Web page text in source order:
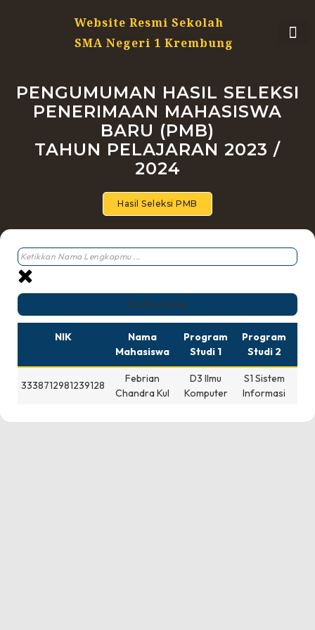
Website Resmi Sekolah
SMA Negeri 1 Krembung
PENGUMUMAN HASIL SELEKSI
PENERIMAAN MAHASISWA
BARU (PMB)
TAHUN PELAJARAN 2023 /
2024
Hasil Seleksi PMB
Daftar Online
NIK
Nama
Mahasiswa
Program
Studi 1
Program
Studi 2
3338712981239128
Febrian
Chandra Kul
D3 Ilmu
Komputer
S1 Sistem
Informasi